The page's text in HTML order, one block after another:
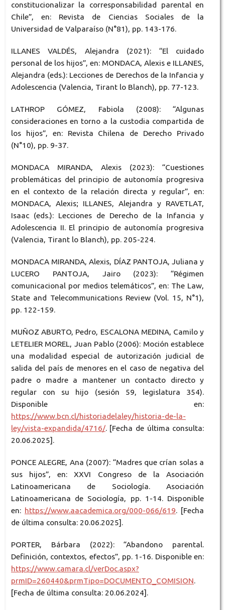
constitucionalizar la corresponsabilidad parental en
Chile”, en: Revista de Ciencias Sociales de la
Universidad de Valparaíso (N°81), pp. 143-176.
ILLANES VALDÉS, Alejandra (2021): “El cuidado
personal de los hijos”, en: MONDACA, Alexis e ILLANES,
Alejandra (eds.): Lecciones de Derechos de la Infancia y
Adolescencia (Valencia, Tirant lo Blanch), pp. 77-123.
LATHROP GÓMEZ, Fabiola (2008): “Algunas
consideraciones en torno a la custodia compartida de
los hijos”, en: Revista Chilena de Derecho Privado
(N°10), pp. 9-37.
MONDACA MIRANDA, Alexis (2023): “Cuestiones
problemáticas del principio de autonomía progresiva
en el contexto de la relación directa y regular”, en:
MONDACA, Alexis; ILLANES, Alejandra y RAVETLAT,
Isaac (eds.): Lecciones de Derecho de la Infancia y
Adolescencia II. El principio de autonomía progresiva
(Valencia, Tirant lo Blanch), pp. 205-224.
MONDACA MIRANDA, Alexis, DÍAZ PANTOJA, Juliana y
LUCERO PANTOJA, Jairo (2023): “Régimen
comunicacional por medios telemáticos”, en: The Law,
State and Telecommunications Review (Vol. 15, N°1),
pp. 122-159.
MUÑOZ ABURTO, Pedro, ESCALONA MEDINA, Camilo y
LETELIER MOREL, Juan Pablo (2006): Moción establece
una modalidad especial de autorización judicial de
salida del país de menores en el caso de negativa del
padre o madre a mantener un contacto directo y
regular con su hijo (sesión 59, legislatura 354).
Disponible en:
https://www.bcn.cl/historiadelaley/historia-de-la-
ley/vista-expandida/4716/. [Fecha de última consulta:
20.06.2025].
PONCE ALEGRE, Ana (2007): “Madres que crían solas a
sus hijos”, en: XXVI Congreso de la Asociación
Latinoamericana de Sociología. Asociación
Latinoamericana de Sociología, pp. 1-14. Disponible
en: https://www.aacademica.org/000-066/619. [Fecha
de última consulta: 20.06.2025].
PORTER, Bárbara (2022): “Abandono parental.
Definición, contextos, efectos”, pp. 1-16. Disponible en:
https://www.camara.cl/verDoc.aspx?
prmID=260440&prmTipo=DOCUMENTO_COMISION.
[Fecha de última consulta: 20.06.2024].